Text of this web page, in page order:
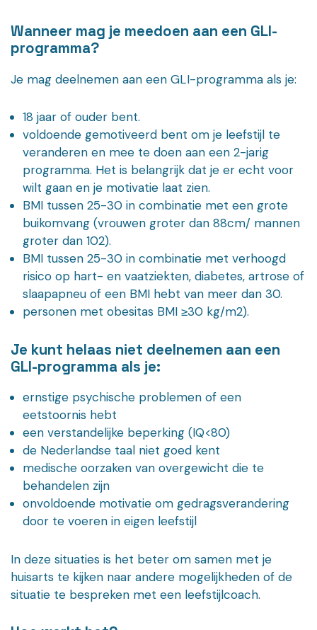
Wanneer mag je meedoen aan een GLI-
programma?
Je mag deelnemen aan een GLI-programma als je:
18 jaar of ouder bent.
voldoende gemotiveerd bent om je leefstijl te
veranderen en mee te doen aan een 2-jarig
programma. Het is belangrijk dat je er echt voor
wilt gaan en je motivatie laat zien.
BMI tussen 25-30 in combinatie met een grote
buikomvang (vrouwen groter dan 88cm/ mannen
groter dan 102).
BMI tussen 25-30 in combinatie met verhoogd
risico op hart- en vaatziekten, diabetes, artrose of
slaapapneu of een BMI hebt van meer dan 30.
personen met obesitas BMI ≥30 kg/m2).
Je kunt helaas niet deelnemen aan een
GLI-programma als je:
ernstige psychische problemen of een
eetstoornis hebt
een verstandelijke beperking (IQ<80)
de Nederlandse taal niet goed kent
medische oorzaken van overgewicht die te
behandelen zijn
onvoldoende motivatie om gedragsverandering
door te voeren in eigen leefstijl
In deze situaties is het beter om samen met je
huisarts te kijken naar andere mogelijkheden of de
situatie te bespreken met een leefstijlcoach.